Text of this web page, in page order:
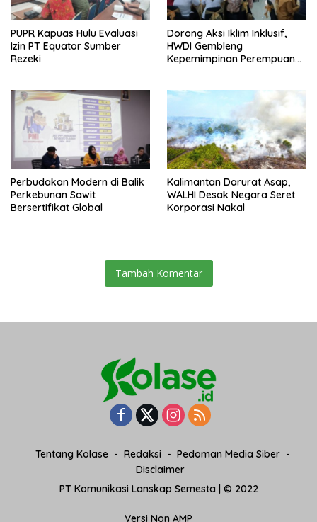
PUPR Kapuas Hulu Evaluasi
Izin PT Equator Sumber
Rezeki
Dorong Aksi Iklim Inklusif,
HWDI Gembleng
Kepemimpinan Perempuan
Perbudakan Modern di Balik
Perkebunan Sawit
Bersertifikat Global
Kalimantan Darurat Asap,
WALHI Desak Negara Seret
Korporasi Nakal
Tambah Komentar
Tentang Kolase Redaksi
Pedoman Media Siber
Disclaimer
PT Komunikasi Lanskap Semesta | © 2022
Versi Non AMP